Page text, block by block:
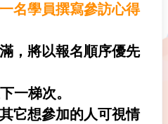
名學員撰寫參訪心得
，將以報名順序優先
一梯次。
它想參加的人可視情